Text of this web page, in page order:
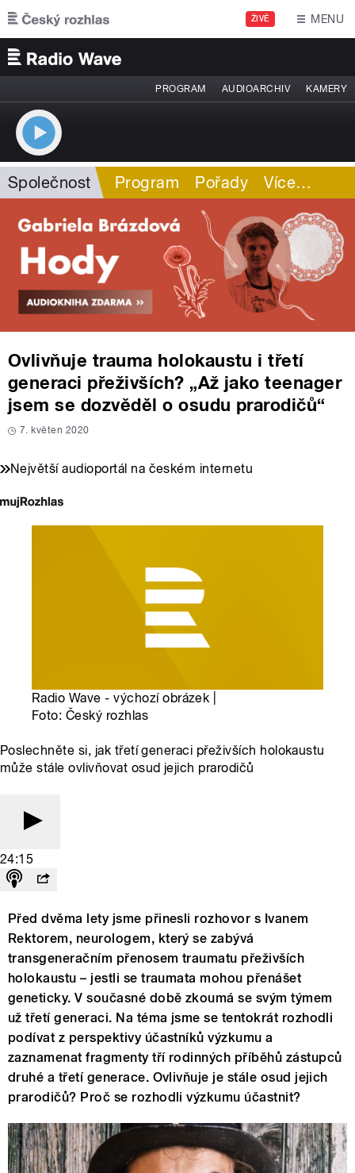
Přejít k hlavnímu obsahu
ŽIVĚ MENU
PROGRAM AUDIOARCHIV KAMERY
Společnost Program Pořady Více…
Ovlivňuje trauma holokaustu i třetí
generaci přeživších? „Až jako teenager
jsem se dozvěděl o osudu prarodičů“
7. květen 2020
Největší audioportál na českém internetu
Radio Wave - výchozí obrázek |
Foto: Český rozhlas
Poslechněte si, jak třetí generaci přeživších holokaustu
může stále ovlivňovat osud jejich prarodičů
24:15
Před dvěma lety jsme přinesli rozhovor s Ivanem
Rektorem, neurologem, který se zabývá
transgeneračním přenosem traumatu přeživších
holokaustu – jestli se traumata mohou přenášet
geneticky. V současné době zkoumá se svým týmem
už třetí generaci. Na téma jsme se tentokrát rozhodli
podívat z perspektivy účastníků výzkumu a
zaznamenat fragmenty tří rodinných příběhů zástupců
druhé a třetí generace. Ovlivňuje je stále osud jejich
prarodičů? Proč se rozhodli výzkumu účastnit?